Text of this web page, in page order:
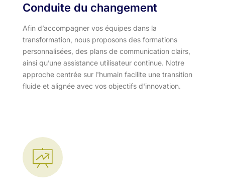
Conduite du changement
Afin d’accompagner vos équipes dans la
transformation, nous proposons des formations
personnalisées, des plans de communication clairs,
ainsi qu’une assistance utilisateur continue. Notre
approche centrée sur l'humain facilite une transition
fluide et alignée avec vos objectifs d'innovation.​